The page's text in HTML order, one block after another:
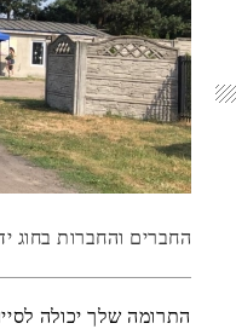
החברים והחברות בחוג
התרומה שלך יכולה